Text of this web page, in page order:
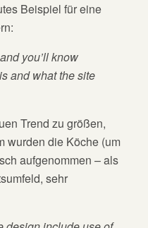
Beispiel für eine
you’ll know
and what the site
Trend zu größen,
wurden die Köche (um
aufgenommen – als
sehr